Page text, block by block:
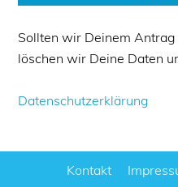
Sollten wir Deinem
löschen wir Deine Daten
Datenschutzerklärung
Kontakt